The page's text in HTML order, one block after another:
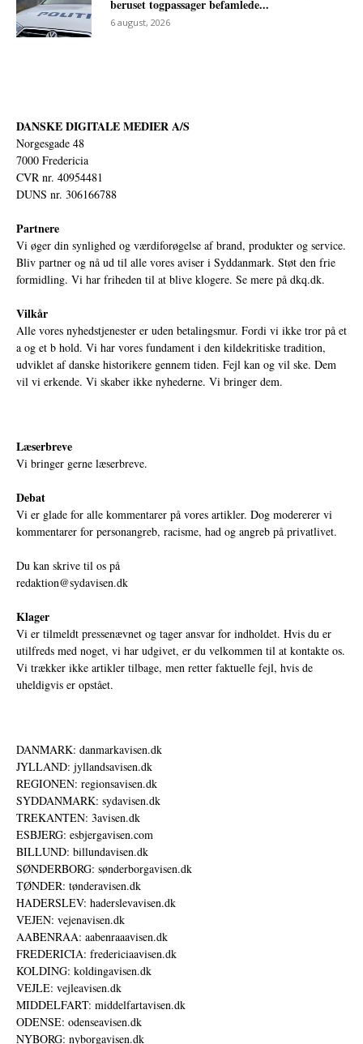
beruset togpassager befamlede...
6 august, 2026
DANSKE DIGITALE MEDIER A/S
Norgesgade 48
7000 Fredericia
CVR nr. 40954481
DUNS nr. 306166788
Partnere
Vi øger din synlighed og værdiforøgelse af brand, produkter og service.
Bliv partner og nå ud til alle vores aviser i Syddanmark. Støt den frie
formidling. Vi har friheden til at blive klogere. Se mere på dkq.dk.
Vilkår
Alle vores nyhedstjenester er uden betalingsmur. Fordi vi ikke tror på et
a og et b hold. Vi har vores fundament i den kildekritiske tradition,
udviklet af danske historikere gennem tiden. Fejl kan og vil ske. Dem
vil vi erkende. Vi skaber ikke nyhederne. Vi bringer dem.
Læserbreve
Vi bringer gerne læserbreve.
Debat
Vi er glade for alle kommentarer på vores artikler. Dog modererer vi
kommentarer for personangreb, racisme, had og angreb på privatlivet.
Du kan skrive til os på
redaktion@sydavisen.dk
Klager
Vi er tilmeldt pressenævnet og tager ansvar for indholdet. Hvis du er
utilfreds med noget, vi har udgivet, er du velkommen til at kontakte os.
Vi trækker ikke artikler tilbage, men retter faktuelle fejl, hvis de
uheldigvis er opstået.
DANMARK: danmarkavisen.dk
JYLLAND: jyllandsavisen.dk
REGIONEN: regionsavisen.dk
SYDDANMARK: sydavisen.dk
TREKANTEN: 3avisen.dk
ESBJERG: esbjergavisen.com
BILLUND: billundavisen.dk
SØNDERBORG: sønderborgavisen.dk
TØNDER: tønderavisen.dk
HADERSLEV: haderslevavisen.dk
VEJEN: vejenavisen.dk
AABENRAA: aabenraaavisen.dk
FREDERICIA: fredericiaavisen.dk
KOLDING: koldingavisen.dk
VEJLE: vejleavisen.dk
MIDDELFART: middelfartavisen.dk
ODENSE: odenseavisen.dk
NYBORG: nyborgavisen.dk